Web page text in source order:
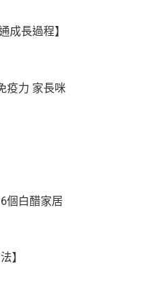
成長過程】
疫力 家長咪
個白醋家居
】